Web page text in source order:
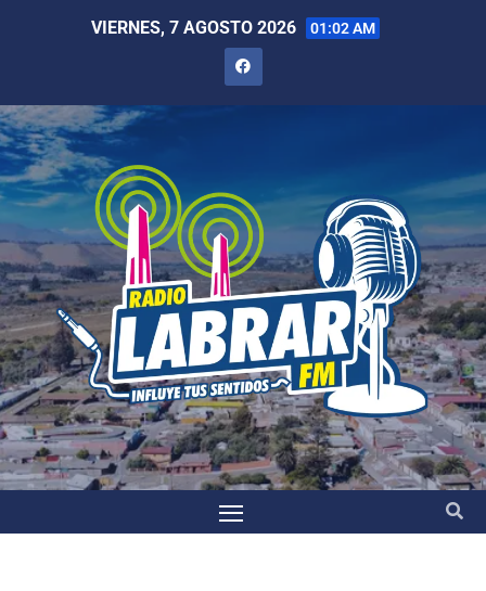
VIERNES, 7 AGOSTO 2026 01:02 AM